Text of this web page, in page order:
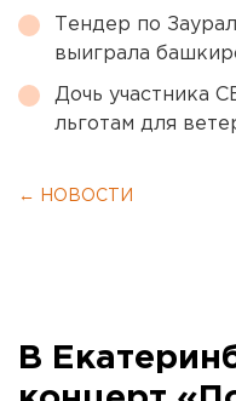
Тендер по
выиграла
Дочь участника
льготам для
← НОВОСТИ
В